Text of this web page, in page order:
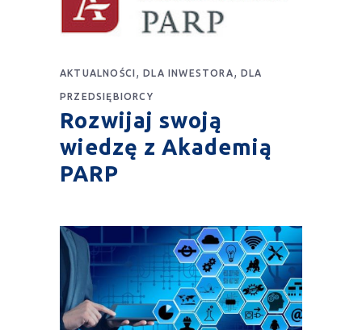
AKTUALNOŚCI ,DLA INWESTORA, DLA
PRZEDSIĘBIORCY
Rozwijaj swoją
wiedzę z Akademią
PARP